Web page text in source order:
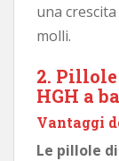
una
molli.
2.
HGH a
Vantaggi
Le pillole